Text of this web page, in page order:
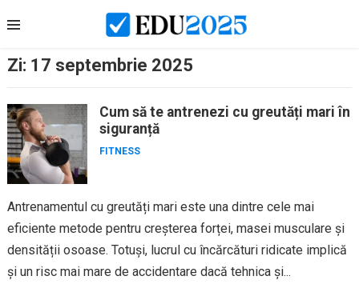
to
Zi: 17 septembrie 2025
Cum să te antrenezi cu greutăți mari în
siguranță
FITNESS
Antrenamentul cu greutăți mari este una dintre cele mai
eficiente metode pentru creșterea forței, masei musculare și
densității osoase. Totuși, lucrul cu încărcături ridicate implică
și un risc mai mare de accidentare dacă tehnica și...